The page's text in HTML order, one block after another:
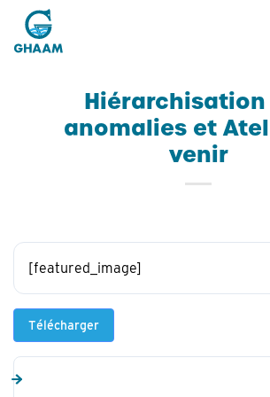
Passer
contenu
Hiérarchisation
anomalies et
venir
[featured_image]
Télécharger